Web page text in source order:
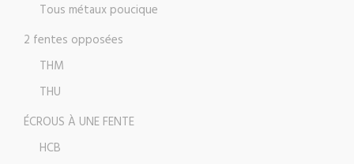
Tous métaux poucique
2 fentes opposées
THM
THU
ÉCROUS À UNE FENTE
HCB